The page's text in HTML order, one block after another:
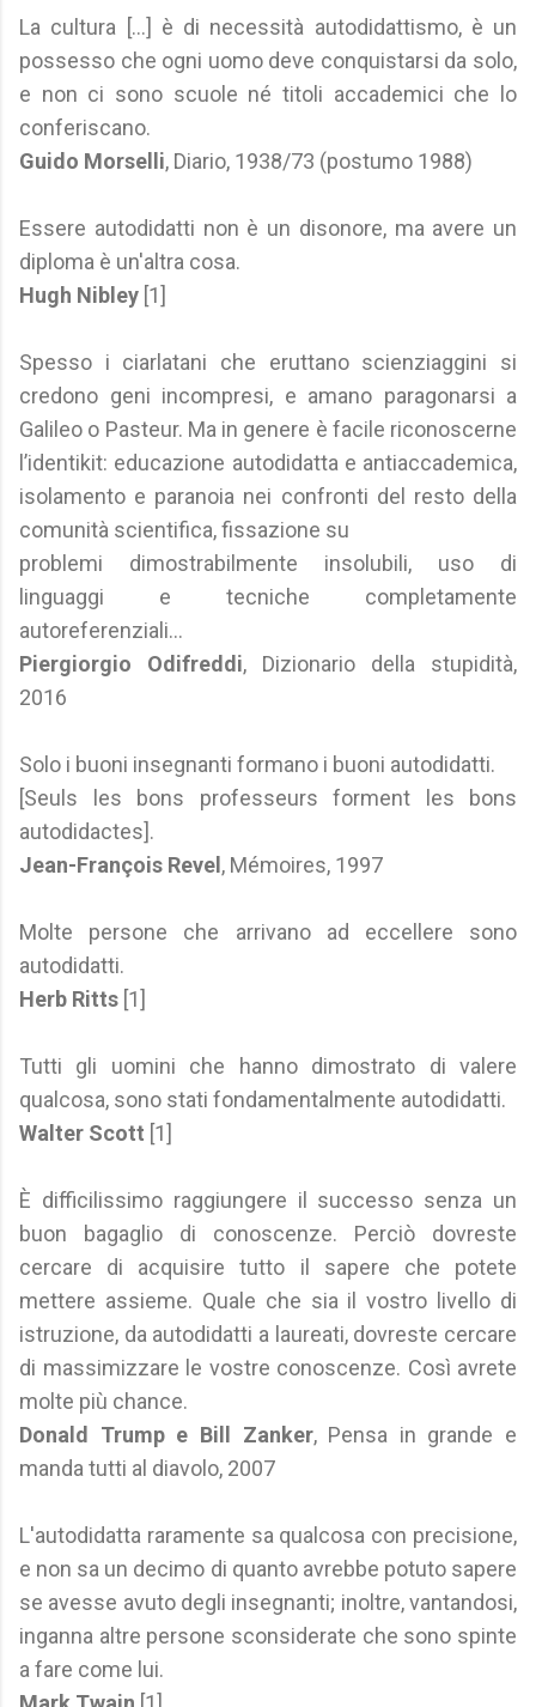
La cultura [...] è di necessità autodidattismo, è un
possesso che ogni uomo deve conquistarsi da solo,
e non ci sono scuole né titoli accademici che lo
conferiscano.
Guido Morselli, Diario, 1938/73 (postumo 1988)
Essere autodidatti non è un disonore, ma avere un
diploma è un'altra cosa.
Hugh Nibley [1]
Spesso i ciarlatani che eruttano scienziaggini si
credono geni incompresi, e amano paragonarsi a
Galileo o Pasteur. Ma in genere è facile riconoscerne
l’identikit: educazione autodidatta e antiaccademica,
isolamento e paranoia nei confronti del resto della
comunità scientifica, fissazione su
problemi dimostrabilmente insolubili, uso di
linguaggi e tecniche completamente
autoreferenziali…
Piergiorgio Odifreddi, Dizionario della stupidità,
2016
Solo i buoni insegnanti formano i buoni autodidatti.
[Seuls les bons professeurs forment les bons
autodidactes].
Jean-François Revel , Mémoires, 1997
Molte persone che arrivano ad eccellere sono
autodidatti.
Herb Ritts [1]
Tutti gli uomini che hanno dimostrato di valere
qualcosa, sono stati fondamentalmente autodidatti.
Walter Scott [1]
È difficilissimo raggiungere il successo senza un
buon bagaglio di conoscenze. Perciò dovreste
cercare di acquisire tutto il sapere che potete
mettere assieme. Quale che sia il vostro livello di
istruzione, da autodidatti a laureati, dovreste cercare
di massimizzare le vostre conoscenze. Così avrete
molte più chance.
Donald Trump e Bill Zanker, Pensa in grande e
manda tutti al diavolo, 2007
L'autodidatta raramente sa qualcosa con precisione,
e non sa un decimo di quanto avrebbe potuto sapere
se avesse avuto degli insegnanti; inoltre, vantandosi,
inganna altre persone sconsiderate che sono spinte
a fare come lui.